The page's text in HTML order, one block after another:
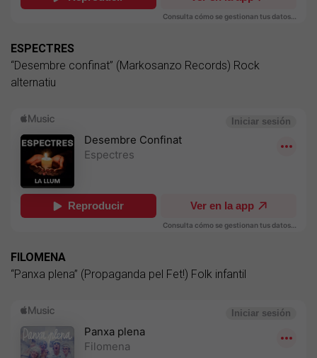
ESPECTRES
“Desembre confinat” (Markosanzo Records) Rock
alternatiu
FILOMENA
“Panxa plena” (Propaganda pel Fet!) Folk infantil